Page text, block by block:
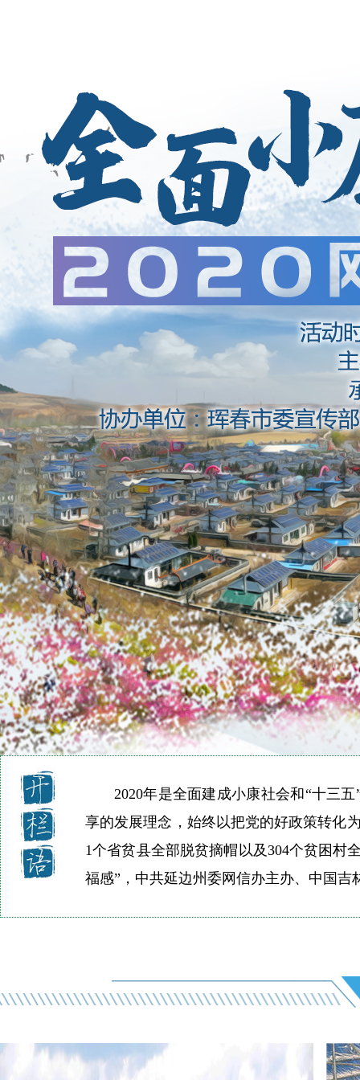
2020年是全面建成小康社会和“十三
享的发展理念，始终以把党的好政策转化
1个省贫县全部脱贫摘帽以及304个贫困村
福感”，中共延边州委网信办主办、中国吉